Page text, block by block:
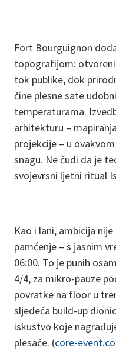
Fort Bourguignon
topografijom:
tok publike, dok
čine plesne sate
temperaturama.
arhitekturu –
projekcije – u
snagu. Ne čudi da je
svojevrsni ljetni ritual
Kao i lani, ambicija
pamćenje – s jasnim
06:00. To je punih
4/4, za mikro-pauze
povratke na floor u
sljedeća build-up
iskustvo koje
plesače. (core-event.co